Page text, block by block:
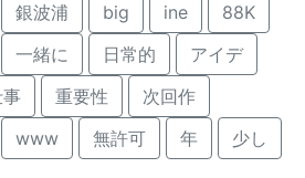
銀波浦 big ine
88K
一緒に 日常的
アイデ
重要性
次回作
www 無許可 年
少し